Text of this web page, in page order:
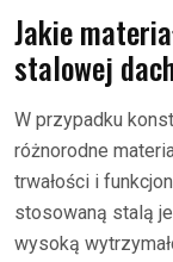
Jakie
stalowej
W przypadku
różnorodne
trwałości i
stosowaną stalą
wysoką